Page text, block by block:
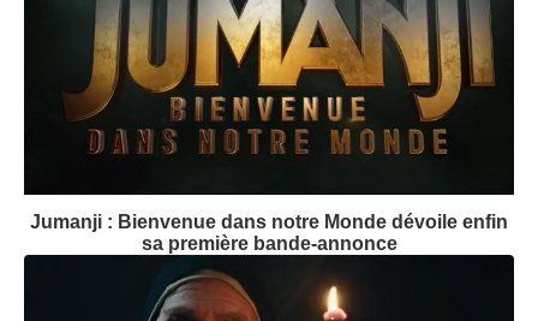
Jumanji : Bienvenue dans notre Monde dévoile enfin
sa première bande-annonce